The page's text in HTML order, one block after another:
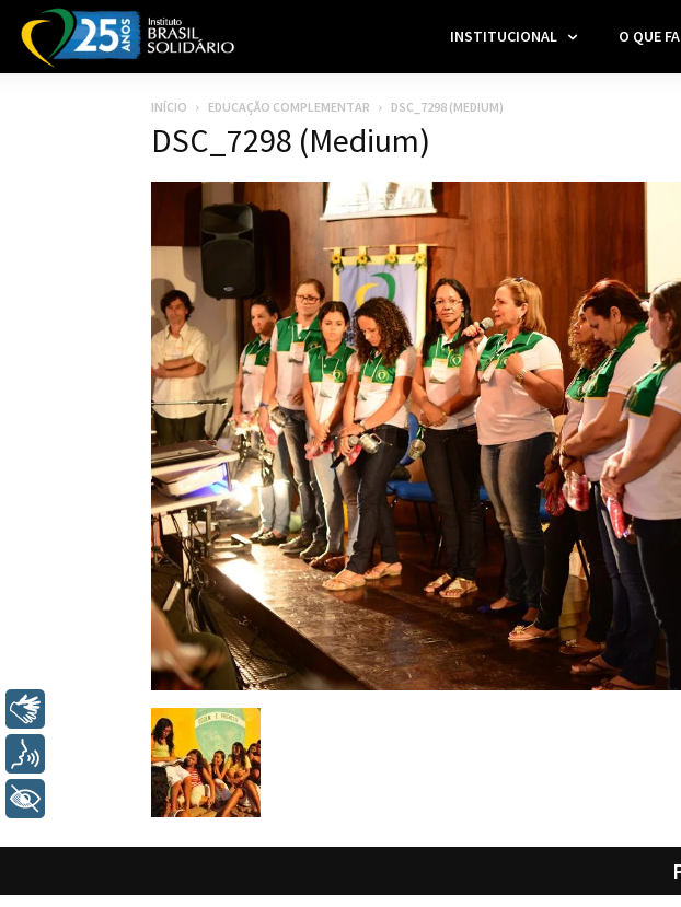
INSTITUCIONAL O QUE
INÍCIO EDUCAÇÃO COMPLEMENTAR DSC_7298 (MEDIUM)
DSC_7298 (Medium)
+ Acessibilidade